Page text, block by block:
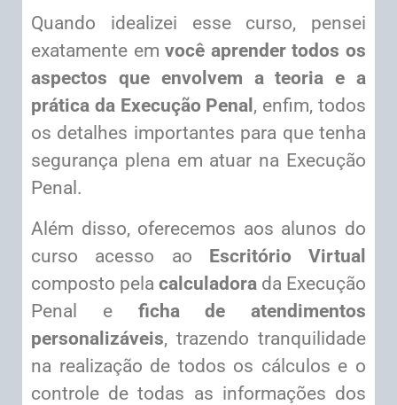
Quando idealizei esse curso, pensei
exatamente emvocê aprender todos os
aspectos que envolvem a teoria e a
prática da Execução Penal , enfim, todos
os detalhes importantes para que tenha
segurança plena em atuar na Execução
Penal.
Além disso, oferecemos aos alunos do
curso acesso ao Escritório Virtual
composto pela calculadora da Execução
Penal e ficha de atendimentos
personalizáveis, trazendo tranquilidade
na realização de todos os cálculos e o
controle de todas as informações dos